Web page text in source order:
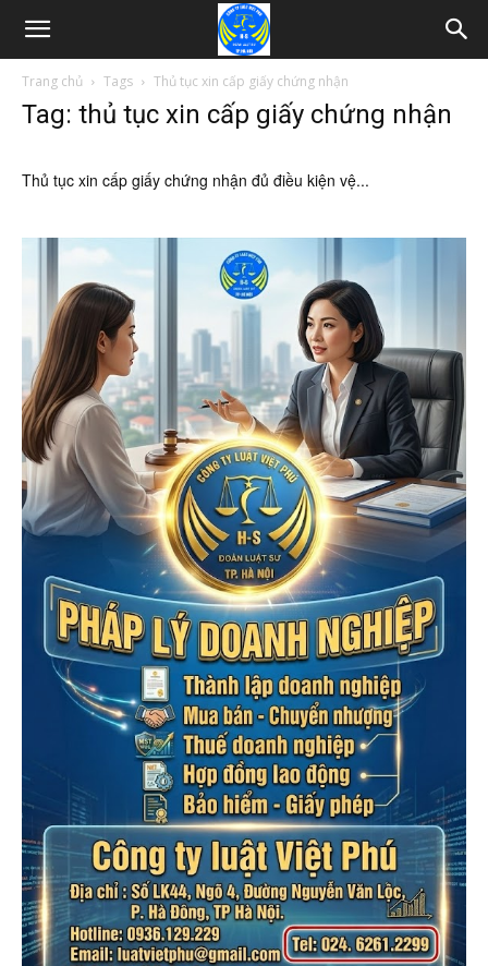
Trang chủ Tags Thủ tục xin cấp giấy chứng nhận
Tag: thủ tục xin cấp giấy chứng nhận
Thủ tục xin cấp giấy chứng nhận đủ điều kiện vệ...